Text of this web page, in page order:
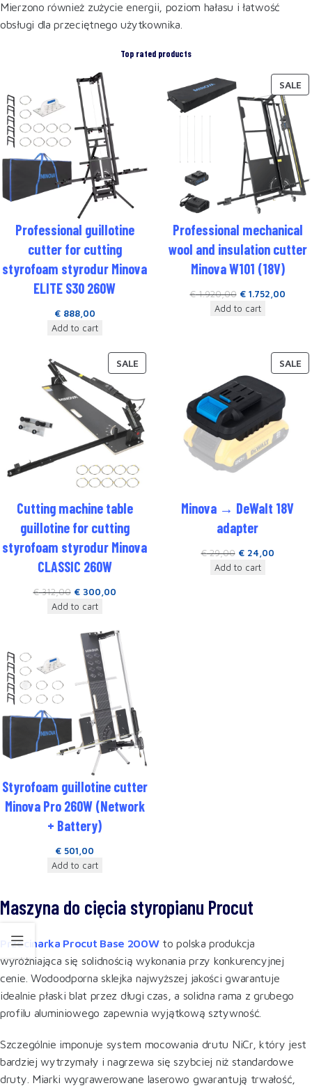
Mierzono również zużycie energii, poziom hałasu i łatwość
obsługi dla przeciętnego użytkownika.
Top rated products
Professional guillotine
cutter for cutting
styrofoam styrodur Minova
ELITE S30 260W
€888,00
Add to cart
SALE
Professional mechanical
wool and insulation cutter
Minova W101 (18V)
€1.920,00 €1.752,00
Add to cart
SALE
Cutting machine table
guillotine for cutting
styrofoam styrodur Minova
CLASSIC 260W
€312,00 €300,00
Add to cart
SALE
Minova → DeWalt 18V
adapter
€29,00 €24,00
Add to cart
Styrofoam guillotine cutter
Minova Pro 260W (Network
+ Battery)
€ 501,00
Add to cart
Maszyna do cięcia styropianu Procut
Przecinarka Procut Base 200Wto polska produkcja
wyróżniająca się solidnością wykonania przy konkurencyjnej
cenie. Wodoodporna sklejka najwyższej jakości gwarantuje
idealnie płaski blat przez długi czas, a solidna rama z grubego
profilu aluminiowego zapewnia wyjątkową sztywność.
Szczególnie imponuje system mocowania drutu NiCr, który jest
bardziej wytrzymały i nagrzewa się szybciej niż standardowe
druty. Miarki wygrawerowane laserowo gwarantują trwałość,